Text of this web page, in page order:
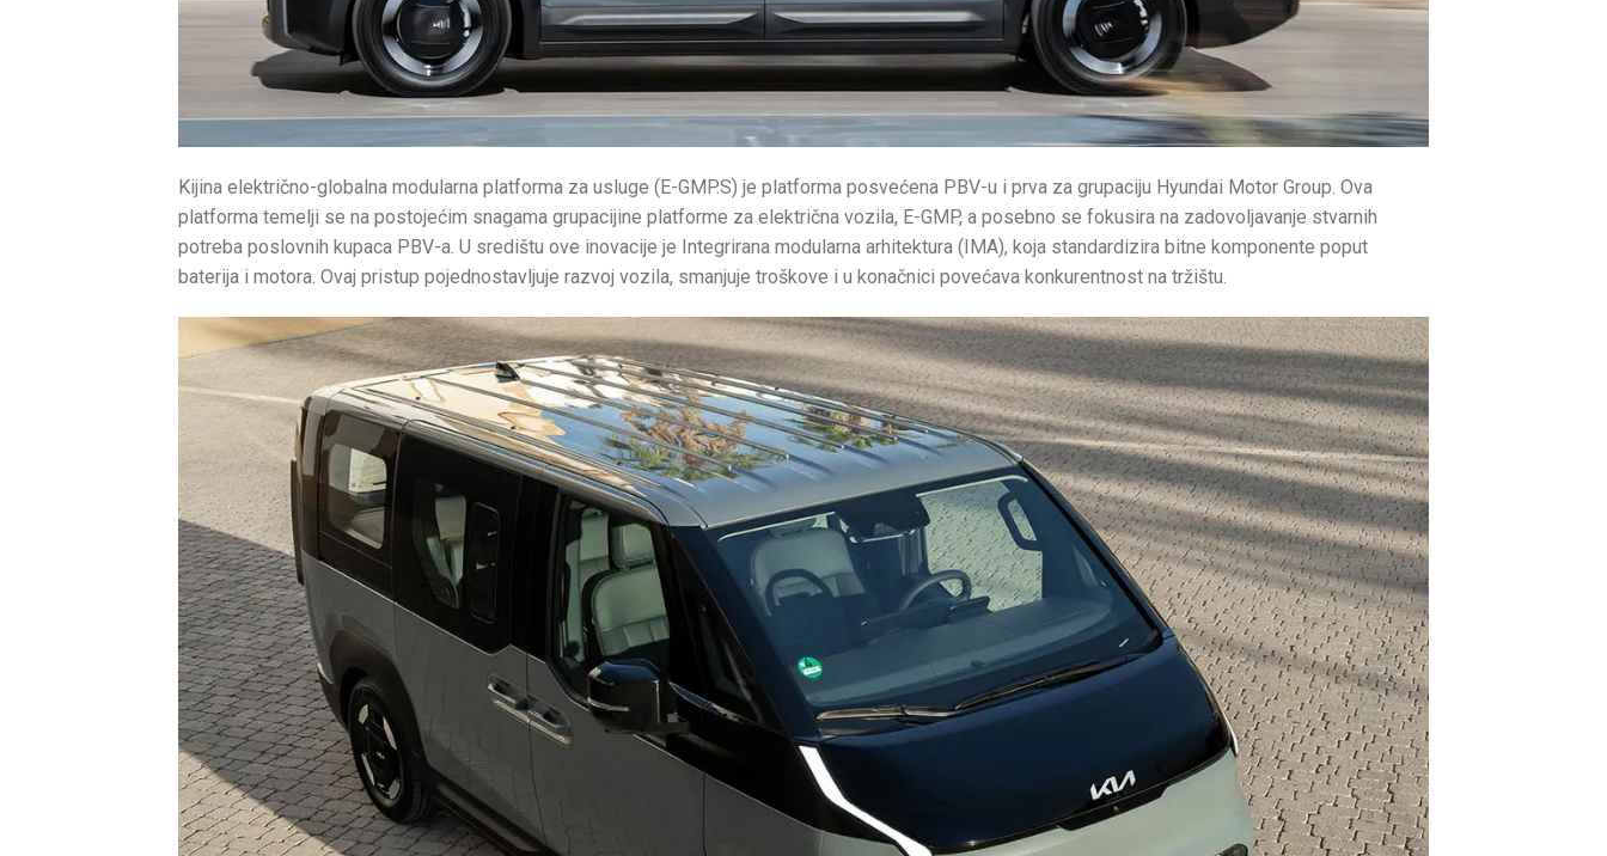
Kijina električno-globalna modularna platforma za usluge (E-GMP.S) je platforma posvećena PBV-u i prva za grupaciju Hyundai Motor Group. Ova
platforma temelji se na postojećim snagama grupacijine platforme za električna vozila, E-GMP, a posebno se fokusira na zadovoljavanje stvarnih
potreba poslovnih kupaca PBV-a. U središtu ove inovacije je Integrirana modularna arhitektura (IMA), koja standardizira bitne komponente poput
baterija i motora. Ovaj pristup pojednostavljuje razvoj vozila, smanjuje troškove i u konačnici povećava konkurentnost na tržištu.